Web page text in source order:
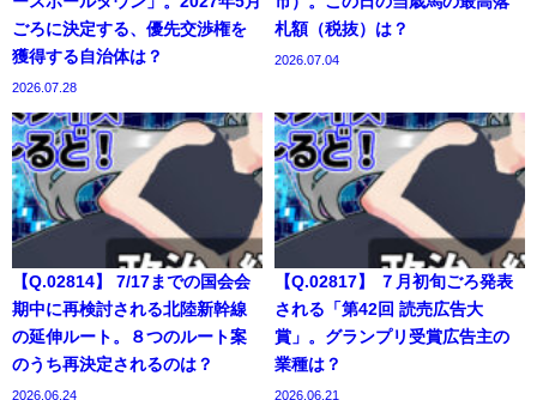
ごろに決定する、優先交渉権を
獲得する自治体は？
2026.07.28
札額（税抜）は？
2026.07.04
【Q.02814】 7/17までの国会会
期中に再検討される北陸新幹線
の延伸ルート。８つのルート案
のうち再決定されるのは？
2026.06.24
【Q.02817】 ７月初旬ごろ発表
される「第42回 読売広告大
賞」。グランプリ受賞広告主の
業種は？
2026.06.21